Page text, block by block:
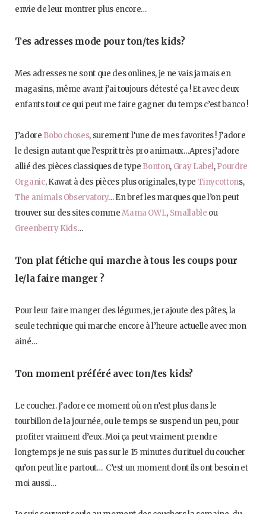
envie de leur montrer plus encore…
Tes adresses mode pour ton/tes kids?
Mes adresses ne sont que des onlines, je ne vais jamais en
magasins, même avant j’ai toujours détesté ça ! Et avec deux
enfants tout ce qui peut me faire gagner du temps c’est banco !
J’adore Bobo choses, surement l’une de mes favorites ! J’adore
le design autant que l’esprit très pro animaux…Apres j’adore
allié des pièces classiques de type Bonton, Gray Label,Pourdre
Organic, Kawat à des pièces plus originales, type Tinycottons,
The animals Observatory… En bref les marques que l’on peut
trouver sur des sites commeMama OWL, Smallable ou
Greenberry Kids…
Ton plat fétiche qui marche à tous les coups pour
le/la faire manger ?
Pour leur faire manger des légumes, je rajoute des pâtes, la
seule technique qui marche encore à l’heure actuelle avec mon
ainé…
Ton moment préféré avec ton/tes kids?
Le coucher. J’adore ce moment où on n’est plus dans le
tourbillon de la journée, ou le temps se suspend un peu, pour
profiter vraiment d’eux. Moi ça peut vraiment prendre
longtemps je ne suis pas sur le 15 minutes du rituel du coucher
qu’on peut lire partout… C’est un moment dont ils ont besoin et
moi aussi…